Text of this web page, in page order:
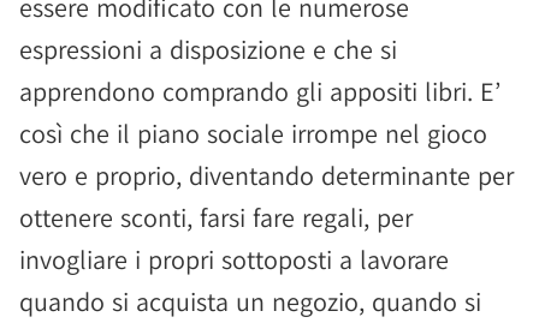
essere modificato con le numerose
espressioni a disposizione e che si
apprendono comprando gli appositi libri. E’
così che il piano sociale irrompe nel gioco
vero e proprio, diventando determinante per
ottenere sconti, farsi fare regali, per
invogliare i propri sottoposti a lavorare
quando si acquista un negozio, quando si